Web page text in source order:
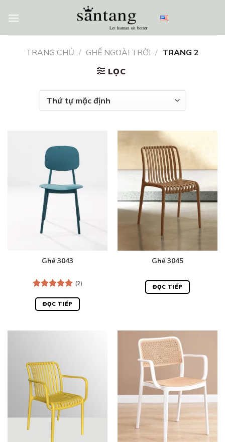
TRANG CHỦ / GHẾ NGOÀI TRỜI / TRANG 2
LỌC
Ghế 3043
hạng5.00
5 sao
(2)
ĐỌC TIẾP
Ghế 3045
ĐỌC TIẾP